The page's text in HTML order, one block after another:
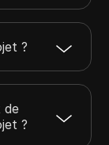
?
de
?